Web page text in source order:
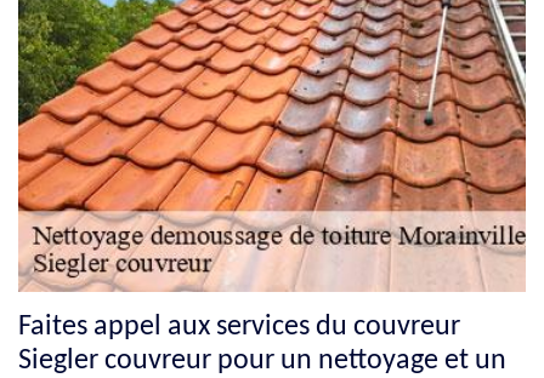
Faites appel aux services du couvreur
Siegler couvreur pour un nettoyage et un